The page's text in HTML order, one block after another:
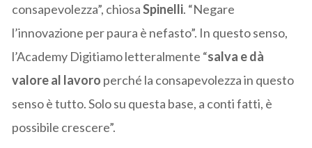
consapevolezza”, chiosaSpinelli. “Negare
l’innovazione per paura è nefasto”. In questo senso,
l’Academy Digitiamo letteralmente “salva e dà
valore al lavoro perché la consapevolezza in questo
senso è tutto. Solo su questa base, a conti fatti, è
possibile crescere”.